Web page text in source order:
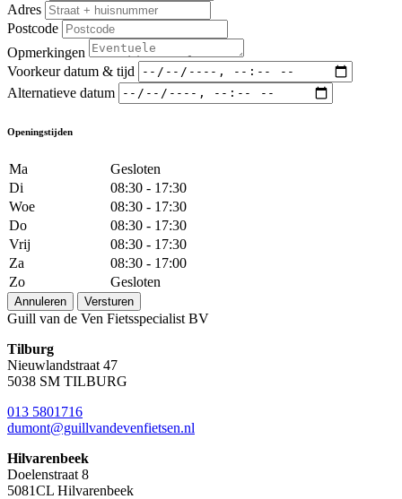
Adres
Postcode
Opmerkingen
Voorkeur datum & tijd
Alternatieve datum
Openingstijden
Ma
Gesloten
Di
08:30 - 17:30
Woe
08:30 - 17:30
Do
08:30 - 17:30
Vrij
08:30 - 17:30
Za
08:30 - 17:00
Zo
Gesloten
Annuleren Versturen
Guill van de Ven Fietsspecialist BV
Tilburg
Nieuwlandstraat 47
5038 SM TILBURG
013 5801716
dumont@guillvandevenfietsen.nl
Hilvarenbeek
Doelenstraat 8
5081CL Hilvarenbeek